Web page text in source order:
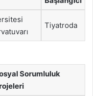
Tiyatroda
Sorumluluk